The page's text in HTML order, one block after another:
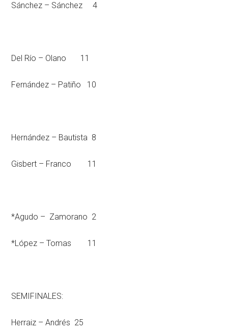
Sánchez – Sánchez 4
Del Río – Olano 11
Fernández – Patiño 10
Hernández – Bautista 8
Gisbert – Franco 11
*Agudo – Zamorano 2
*López – Tomas 11
SEMIFINALES:
Herraiz – Andrés 25